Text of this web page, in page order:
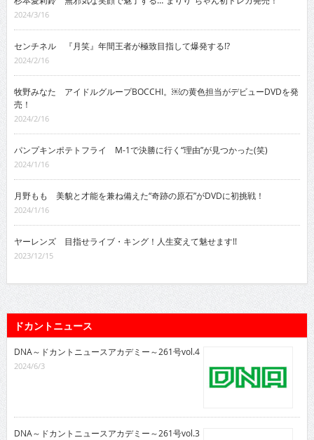
2024/3/16
センチネル 『月笑』年間王者が極致目指して爆発する!?
2024/2/16
牧野みなた アイドルグループBOCCHI。￼の黄色担当がデビューDVDを発
売！
2024/2/16
パンプキンポテトフライ M-1で決勝に行く“理由”が見つかった(笑)
2024/1/16
月野もも 美貌と才能を兼ね備えた“奇跡の原石”がDVDに初挑戦！
2024/1/16
ヤーレンズ 目指せライブ・キング！人生変えて魅せます!!
2023/12/15
ドカントニュース
DNA～ドカントニュースアカデミー～261号vol.4
2024/6/3
DNA～ドカントニュースアカデミー～261号vol.3